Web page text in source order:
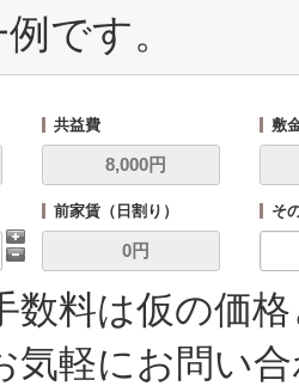
です。
共益費 敷
前家賃（日割り） そ
数料は仮の価
気軽にお問い